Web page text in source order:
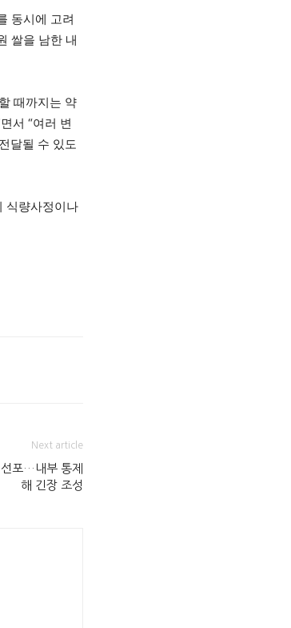
동시에 고려
쌀을 남한 내
때까지는 약
서 “여러 변
달될 수 있도
식량사정이나
Next article
선포…내부 통제
해 긴장 조성